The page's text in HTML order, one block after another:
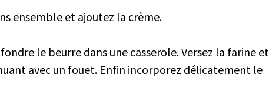
ensemble et ajoutez la crème.
le beurre dans une casserole. Versez la farine et
avec un fouet. Enfin incorporez délicatement le